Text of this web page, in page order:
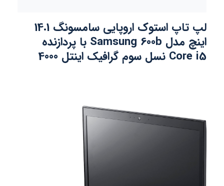
لپ تاپ استوک اروپایی سامسونگ 14.1
اینچ مدل Samsung 600b با پردازنده
Core i5 نسل سوم گرافیک اینتل 4000